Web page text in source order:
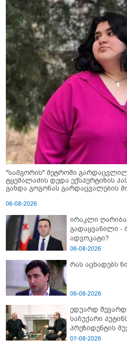
"სამგორის" მეტროში
ტყემალაძის დედა ექსპერტიზის
გახდა გოგონას გარდაცვალების
06-08-2026
ირაკლი
გადაყვანილი -
ადვოკატი?
06-08-2026
რას აცხადებს
06-08-2026
ედუარდ
საჩუქარი
პრეზიდენტის
შემდეგ აასრულა
07-08-2026